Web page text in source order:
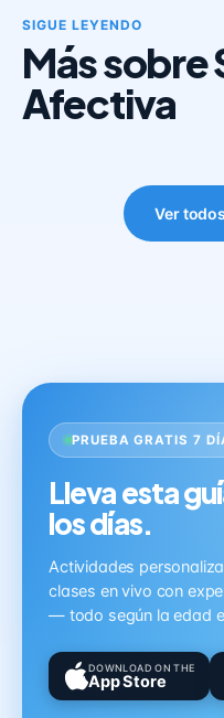
SIGUE LEYENDO
Más
Afectiva
Ver
PRUEBA GRATIS 7
Lleva esta
los días.
Actividades
clases en vivo con
— todo según la edad
DOWNLOAD ON THE
App Store